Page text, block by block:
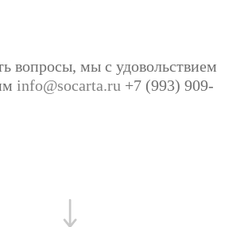
вопросы, мы с удовольствием
info@socarta.ru +7 (993) 909-